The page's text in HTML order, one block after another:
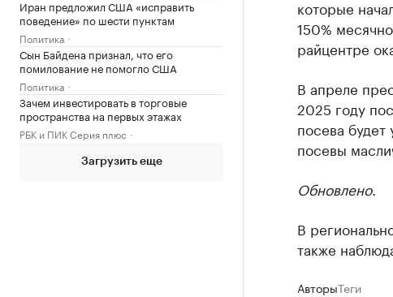
Иран предложил США «исправить
поведение» по шести пунктам
Политика
Сын Байдена признал, что его
помилование не помогло США
Политика
Зачем инвестировать в торговые
пространства на первых этажах
РБК и ПИК Серия плюс
Загрузить еще
которые
150%
райцентре
В апреле
2025 году
посева будет
посевы
Обновлено.
В
также
АвторыТеги